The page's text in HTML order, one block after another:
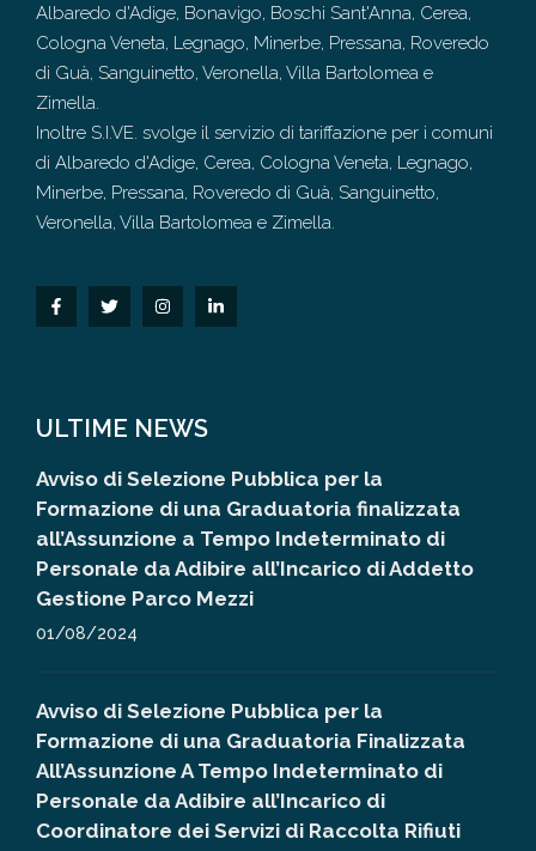
Albaredo d'Adige, Bonavigo, Boschi Sant'Anna, Cerea,
Cologna Veneta, Legnago, Minerbe, Pressana, Roveredo
di Guà, Sanguinetto, Veronella, Villa Bartolomea e
Zimella.
Inoltre S.I.VE. svolge il servizio di tariffazione per i comuni
di Albaredo d'Adige, Cerea, Cologna Veneta, Legnago,
Minerbe, Pressana, Roveredo di Guà, Sanguinetto,
Veronella, Villa Bartolomea e Zimella.
ULTIME NEWS
Avviso di Selezione Pubblica per la
Formazione di una Graduatoria finalizzata
all’Assunzione a Tempo Indeterminato di
Personale da Adibire all’Incarico di Addetto
Gestione Parco Mezzi
01/08/2024
Avviso di Selezione Pubblica per la
Formazione di una Graduatoria Finalizzata
All’Assunzione A Tempo Indeterminato di
Personale da Adibire all’Incarico di
Coordinatore dei Servizi di Raccolta Rifiuti